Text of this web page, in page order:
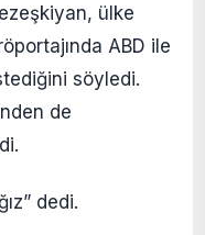
ülke
ABD ile
söyledi.
de
dedi.